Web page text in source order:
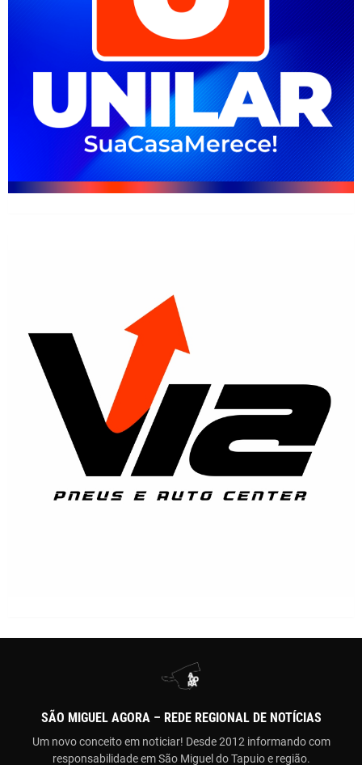
SÃO MIGUEL AGORA – REDE REGIONAL DE NOTÍCIAS
Um novo conceito em noticiar! Desde 2012 informando com
responsabilidade em São Miguel do Tapuio e região.